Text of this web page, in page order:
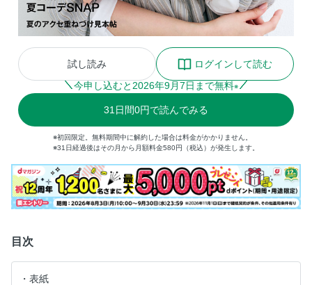
試し読み
ログインして読む
今申し込むと 2026年9月7日まで無料※
31 日間0円で読んでみる
※初回限定。無料期間中に解約した場合は料金がかかりません。
※31日経過後はその月から月額料金580円（税込）が発生します。
目次
表紙